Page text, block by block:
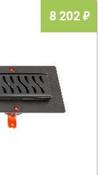
8 202